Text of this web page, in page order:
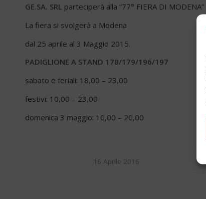
GE.SA. SRL parteciperà alla “77° FIERA DI MODENA”
La fiera si svolgerà a Modena
dal 25 aprile al 3 Maggio 2015.
PADIGLIONE A STAND 178/179/196/197
sabato e feriali: 18,00 – 23,00
festivi: 10,00 – 23,00
domenica 3 maggio: 10,00 – 20,00
16 Aprile 2016